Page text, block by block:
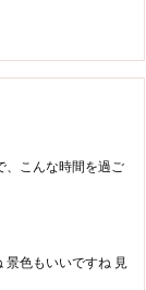
、こんな時間を過ご
色もいいですね 見